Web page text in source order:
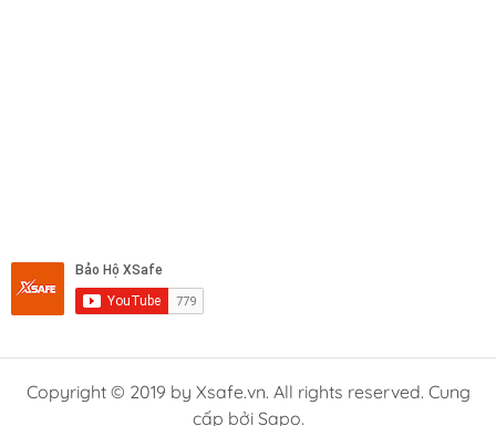
Copyright © 2019 by Xsafe.vn. All rights reserved. Cung
cấp bởi Sapo.